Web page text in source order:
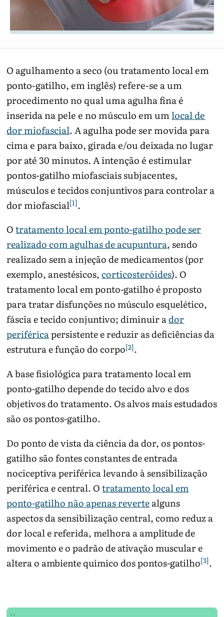
O agulhamento a seco (ou tratamento local em
ponto-gatilho, em inglês) refere-se a um
procedimento no qual uma agulha fina é
inserida na pele e no músculo em umlocal de
dor miofascial. A agulha pode ser movida para
cima e para baixo, girada e/ou deixada no lugar
por até 30 minutos. A intenção é estimular
pontos-gatilho miofasciais subjacentes,
músculos e tecidos conjuntivos para controlar a
dor miofascial[1].
Otratamento local em ponto-gatilho pode ser
realizado com agulhas de acupuntura, sendo
realizado sem a injeção de medicamentos (por
exemplo, anestésicos,corticosteróides). O
tratamento local em ponto-gatilho é proposto
para tratar disfunções no músculo esquelético,
fáscia e tecido conjuntivo; diminuir ador
periféricapersistente e reduzir as deficiências da
estrutura e função do corpo[2].
A base fisiológica para tratamento local em
ponto-gatilho depende do tecido alvo e dos
objetivos do tratamento. Os alvos mais estudados
são os pontos-gatilho.
Do ponto de vista da ciência da dor, os pontos-
gatilho são fontes constantes de entrada
nociceptiva periférica levando à sensibilização
periférica e central. Otratamento local em
ponto-gatilho não apenas revertealguns
aspectos da sensibilização central, como reduz a
dor local e referida, melhora a amplitude de
movimento e o padrão de ativação muscular e
altera o ambiente químico dos pontos-gatilho[3].